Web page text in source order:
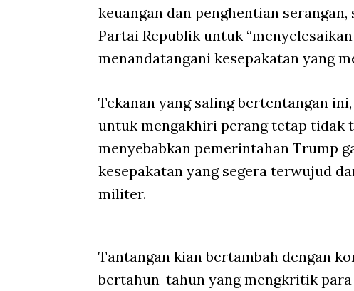
keuangan dan penghentian
Partai Republik untuk
menandatangani kesepakatan yang
Tekanan yang saling bertentangan
untuk mengakhiri perang tetap tidak
menyebabkan pemerintahan Trump
kesepakatan yang segera terwujud
militer.
Tantangan kian bertambah dengan
bertahun-tahun yang mengkritik